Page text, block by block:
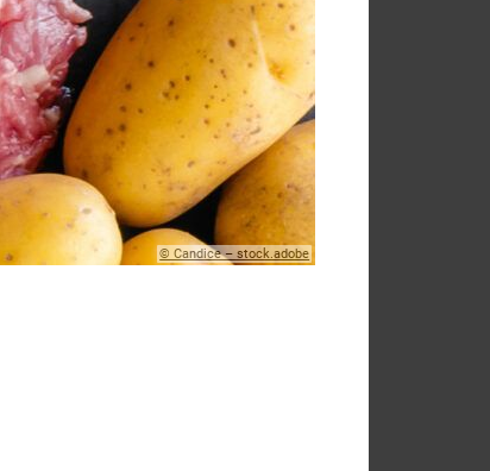
© Candice – stock.adobe